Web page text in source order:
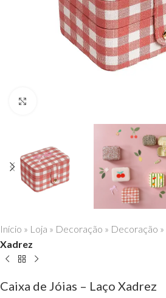
Início » Loja » Decoração » Decoração »
Xadrez
Caixa de Jóias – Laço Xadrez